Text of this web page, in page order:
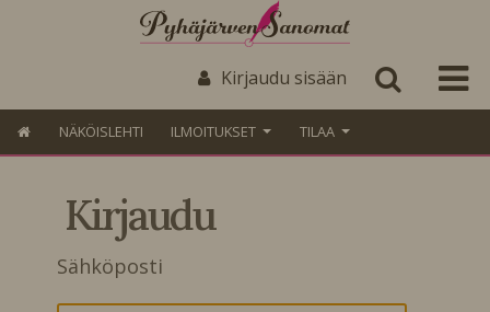
Kirjaudu sisään
NÄKÖISLEHTI ILMOITUKSET TILAA
Kirjaudu
Sähköposti